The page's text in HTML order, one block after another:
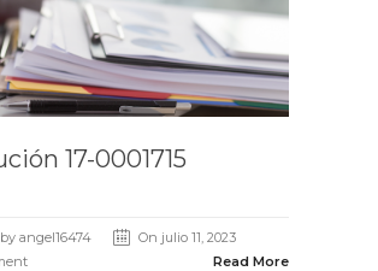
17-0001715
angel16474
On julio 11, 2023
Read More